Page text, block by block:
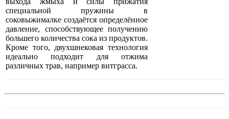
специальной пружины в
соковыжималке создаётся определённое
давление, способствующее получению
большего количества сока из продуктов.
Кроме того, двухшнековая технология
идеально подходит для отжима
различных трав, например витграсса.